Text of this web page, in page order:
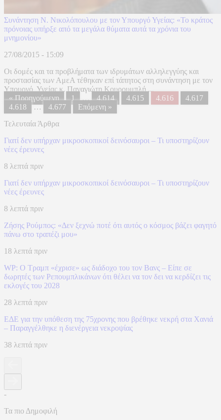
Συνάντηση Ν. Νικολόπουλου με τον Υπουργό Υγείας: «Το κράτος
πρόνοιας υπήρξε από τα μεγάλα θύματα αυτά τα χρόνια του
μνημονίου»
27/08/2015 - 15:09
Οι δομές και τα προβλήματα των ιδρυμάτων αλληλεγγύης και
προστασίας των ΑμεΑ τέθηκαν επί τάπητος στη συνάντηση με τον
Υπουργό Υγείας κ. Παναγιώτη Κουρουμπλή ...
« Προηγούμενη
1 … 4.614 4.615 4.616
4.617
4.618
… 4.677
Επόμενη »
Τελευταία Άρθρα
Γιατί δεν υπήρχαν μικροσκοπικοί δεινόσαυροι – Τι υποστηρίζουν
νέες έρευνες
8 λεπτά πριν
Γιατί δεν υπήρχαν μικροσκοπικοί δεινόσαυροι – Τι υποστηρίζουν
νέες έρευνες
8 λεπτά πριν
Ζήσης Ρούμπος: «Δεν ξεχνώ ποτέ ότι αυτός ο κόσμος βάζει φαγητό
πάνω στο τραπέζι μου»
18 λεπτά πριν
WP: Ο Τραμπ «έχρισε» ως διάδοχο του τον Βανς – Είπε σε
δωρητές των Ρεπουμπλικάνων ότι θέλει να τον δει να κερδίζει τις
εκλογές του 2028
28 λεπτά πριν
ΕΔΕ για την υπόθεση της 75χρονης που βρέθηκε νεκρή στα Χανιά
– Παραγγέλθηκε η διενέργεια νεκροψίας
38 λεπτά πριν
-
Τα πιο Δημοφιλή